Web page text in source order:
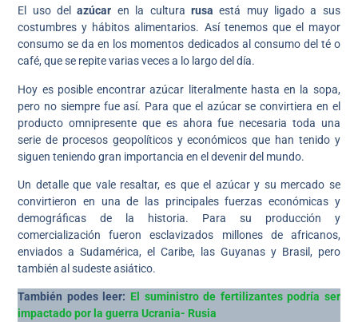
El uso delazúcar en la cultura rusa está muy ligado a sus
costumbres y hábitos alimentarios. Así tenemos que el mayor
consumo se da en los momentos dedicados al consumo del té o
café, que se repite varias veces a lo largo del día.
Hoy es posible encontrar azúcar literalmente hasta en la sopa,
pero no siempre fue así. Para que el azúcar se convirtiera en el
producto omnipresente que es ahora fue necesaria toda una
serie de procesos geopolíticos y económicos que han tenido y
siguen teniendo gran importancia en el devenir del mundo.
Un detalle que vale resaltar, es que el azúcar y su mercado se
convirtieron en una de las principales fuerzas económicas y
demográficas de la historia. Para su producción y
comercialización fueron esclavizados millones de africanos,
enviados a Sudamérica, el Caribe, las Guyanas y Brasil, pero
también al sudeste asiático.
También podes leer: El suministro de fertilizantes podría ser
impactado por la guerra Ucrania- Rusia